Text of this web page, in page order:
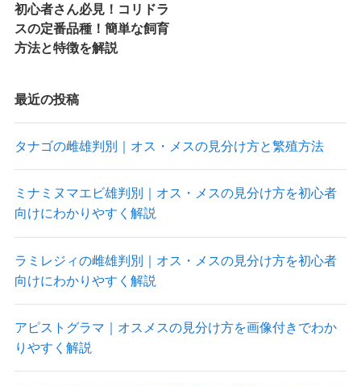
初心者さん必見！コリドラ
スの定番品種！簡単な飼育
方法と特徴を解説
最近の投稿
タナゴの雌雄判別｜オス・メスの見分け方と繁殖方法
ミナミヌマエビ雄判別｜オス・メスの見分け方を初心者
向けにわかりやすく解説
ラミレジィの雌雄判別｜オス・メスの見分け方を初心者
向けにわかりやすく解説
アピストグラマ｜オスメスの見分け方を画像付きでわか
りやすく解説